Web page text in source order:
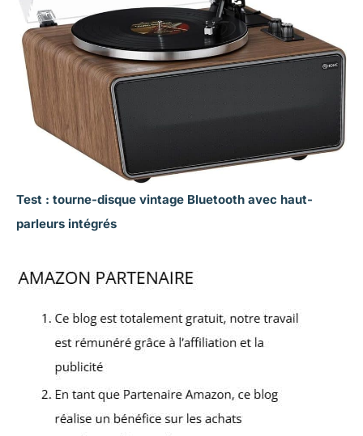
Test : tourne-disque vintage Bluetooth avec haut-
parleurs intégrés